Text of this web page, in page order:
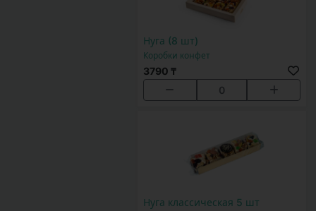
Нуга (8 шт)
Коробки конфет
3790 ₸
0
Нуга классическая 5 шт